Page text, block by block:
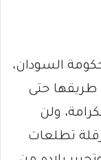
السودان،
طريقها حتى
ولن
تطلعات